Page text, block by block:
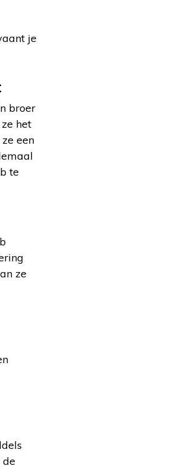
je
broer
het
een
te
ze
de